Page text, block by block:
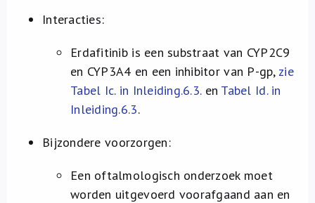
Interacties:
Erdafitinib is een substraat van CYP2C9
en CYP3A4 en een inhibitor van P-gp, zie
Tabel Ic. in Inleiding.6.3.en Tabel Id. in
Inleiding.6.3.
Bijzondere voorzorgen:
Een oftalmologisch onderzoek moet
worden uitgevoerd voorafgaand aan en